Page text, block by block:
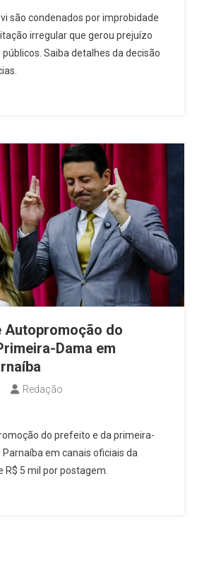
são condenados por improbidade
irregular que gerou prejuízo
Saiba detalhes da decisão
Autopromoção do
Dama em
Redação
do prefeito e da primeira-
em canais oficiais da
R$ 5 mil por postagem.